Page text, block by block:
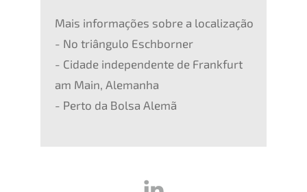
Mais informações sobre a localização
- No triângulo Eschborner
- Cidade independente de Frankfurt
am Main, Alemanha
- Perto da Bolsa Alemã